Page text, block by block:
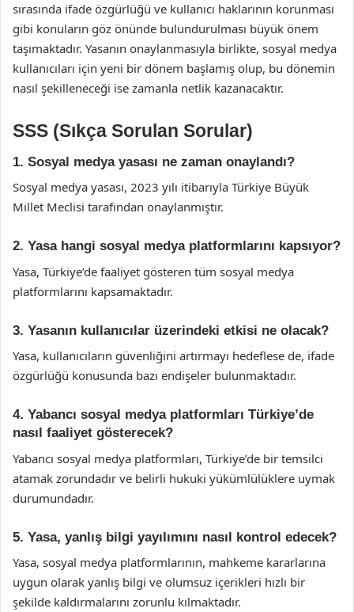
sırasında ifade özgürlüğü ve kullanıcı haklarının korunması
gibi konuların göz önünde bulundurulması büyük önem
taşımaktadır. Yasanın onaylanmasıyla birlikte, sosyal medya
kullanıcıları için yeni bir dönem başlamış olup, bu dönemin
nasıl şekilleneceği ise zamanla netlik kazanacaktır.
SSS (Sıkça Sorulan Sorular)
1. Sosyal medya yasası ne zaman onaylandı?
Sosyal medya yasası, 2023 yılı itibarıyla Türkiye Büyük
Millet Meclisi tarafından onaylanmıştır.
2. Yasa hangi sosyal medya platformlarını kapsıyor?
Yasa, Türkiye’de faaliyet gösteren tüm sosyal medya
platformlarını kapsamaktadır.
3. Yasanın kullanıcılar üzerindeki etkisi ne olacak?
Yasa, kullanıcıların güvenliğini artırmayı hedeflese de, ifade
özgürlüğü konusunda bazı endişeler bulunmaktadır.
4. Yabancı sosyal medya platformları Türkiye’de
nasıl faaliyet gösterecek?
Yabancı sosyal medya platformları, Türkiye’de bir temsilci
atamak zorundadır ve belirli hukuki yükümlülüklere uymak
durumundadır.
5. Yasa, yanlış bilgi yayılımını nasıl kontrol edecek?
Yasa, sosyal medya platformlarının, mahkeme kararlarına
uygun olarak yanlış bilgi ve olumsuz içerikleri hızlı bir
şekilde kaldırmalarını zorunlu kılmaktadır.